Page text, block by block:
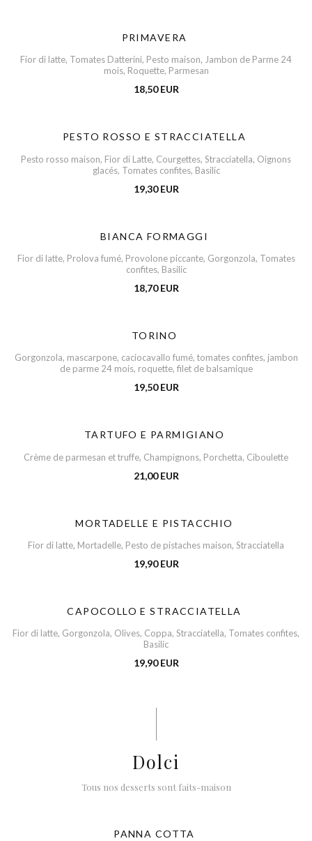
PRIMAVERA
Fior di latte, Tomates Datterini, Pesto maison, Jambon de Parme 24
mois, Roquette, Parmesan
18,50 EUR
PESTO ROSSO E STRACCIATELLA
Pesto rosso maison, Fior di Latte, Courgettes, Stracciatella, Oignons
glacés, Tomates confites, Basilic
19,30 EUR
BIANCA FORMAGGI
Fior di latte, Prolova fumé, Provolone piccante, Gorgonzola, Tomates
confites, Basilic
18,70 EUR
TORINO
Gorgonzola, mascarpone, caciocavallo fumé, tomates confites, jambon
de parme 24 mois, roquette, filet de balsamique
19,50 EUR
TARTUFO E PARMIGIANO
Crème de parmesan et truffe, Champignons, Porchetta, Ciboulette
21,00 EUR
MORTADELLE E PISTACCHIO
Fior di latte, Mortadelle, Pesto de pistaches maison, Stracciatella
19,90 EUR
CAPOCOLLO E STRACCIATELLA
Fior di latte, Gorgonzola, Olives, Coppa, Stracciatella, Tomates confites,
Basilic
19,90 EUR
Dolci
Tous nos desserts sont faits-maison
PANNA COTTA